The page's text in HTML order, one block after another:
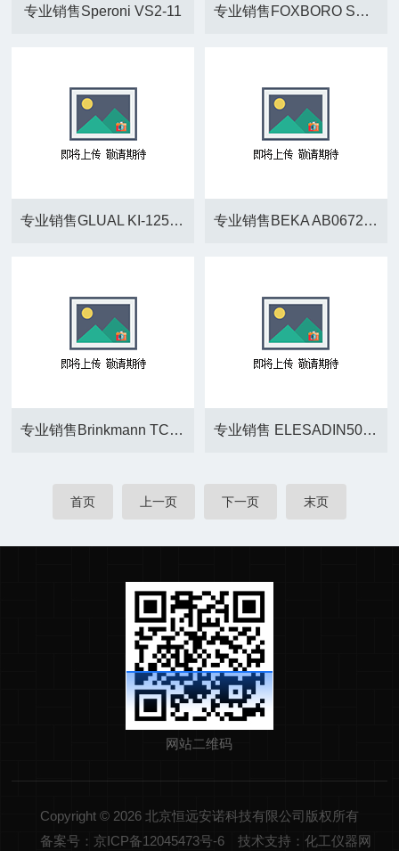
专业销售Speroni VS2-11 专业销售FOXBORO SRI990TXMT7ZZZ
专业销售GLUAL KI-125/90X450 -S303-1-AD-A-M-30 专业销售BEKA AB0672578-001-01-001
专业销售Brinkmann TC160/330-B 1.1KW 专业销售 ELESADIN508 M6X10
首页 上一页 下一页 末页
网站二维码
Copyright © 2026 北京恒远安诺科技有限公司版权所有
备案号：京ICP备12045473号-6
技术支持：化工仪器网